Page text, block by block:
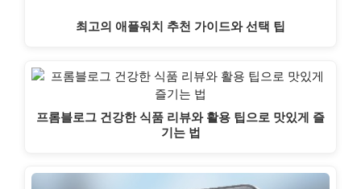
최고의 애플워치 추천 가이드와 선택 팁
프롬블로그 건강한 식품 리뷰와 활용 팁으로 맛있게 즐
기는 법